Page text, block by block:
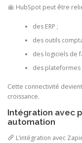
HubSpot peut être
des ERP ;
des outils
des logiciels de
des plateformes
Cette connectivité
croissance.
Intégration avec
automation
L’intégration avec